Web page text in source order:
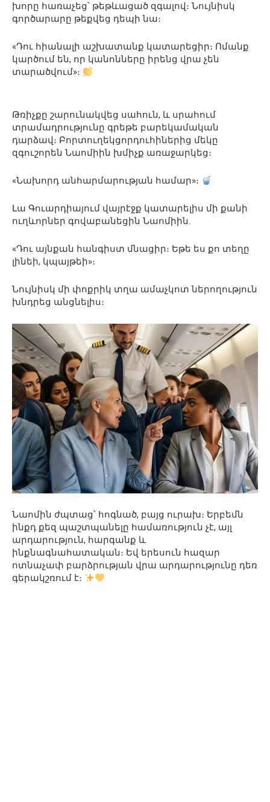
խորը հառաչեց՝ թեթևացած զգալով։ Նույնիսկ
գործարարը թեքվեց դեպի նա։
«Դու հիանալի աշխատանք կատարեցիր։ Ոմանք
կարծում են, որ կանոնները իրենց վրա չեն
տարածվում»։
Թռիչքը շարունակվեց սահուն, և սրահում
տրամադրությունը գրեթե բարեկամական
դարձավ։ Բորտուղեկցորդուհիներից մեկը
զգուշորեն Նաոմիին խմիչք առաջարկեց։
«Նախորդ անհարմարության համար»։
Լա Գուարդիայում վայրէջք կատարելիս մի քանի
ուղևորներ գովաբանեցին Նաոմիին.
«Դու այնքան հանգիստ մնացիր։ Եթե ես քո տեղը
լինեի, կպայթեի»։
Նույնիսկ մի փոքրիկ տղա ամաչկոտ ներողություն
խնդրեց անցնելիս։
Նաոմին ժպտաց՝ հոգնած, բայց ուրախ։ Երբեմն
ինքդ քեզ պաշտպանելը համառություն չէ, այլ
արդարություն, հարգանք և
ինքնագնահատական։ Եվ երեսուն հազար
ոտնաչափ բարձրության վրա արդարությունը դեռ
գերակշռում է։